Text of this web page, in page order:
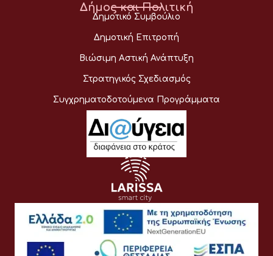
Δήμος και Πολιτική
Δημοτικό Συμβούλιο
Δημοτική Επιτροπή
Βιώσιμη Αστική Ανάπτυξη
Στρατηγικός Σχεδιασμός
Συγχρηματοδοτούμενα Προγράμματα